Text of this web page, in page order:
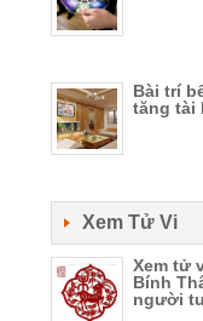
Bài trí
tăng tài
Xem Tử Vi
Xem tử
Bính
người